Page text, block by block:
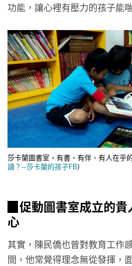
功能，讓心裡有壓力的孩子能
莎卡蘭圖書室，有書、有伴、有人在乎
讀？--莎卡蘭的孩子FB）
▉促動圖書室成立的貴
心
其實，陳民僑也曾對教育工作
間，他常覺得理念無從發揮，